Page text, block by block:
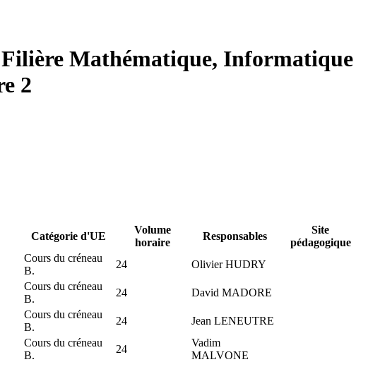
Filière Mathématique, Informatique
2
Catégorie d'UE
Volume
horaire
Responsables
Site
pédagogique
Cours du créneau
B.
24 Olivier HUDRY
Cours du créneau
B.
24 David MADORE
Cours du créneau
B.
24 Jean LENEUTRE
Cours du créneau
B.
24
Vadim
MALVONE